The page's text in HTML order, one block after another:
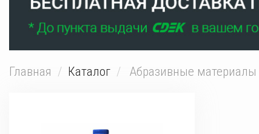
Главная Каталог Абразивные материалы